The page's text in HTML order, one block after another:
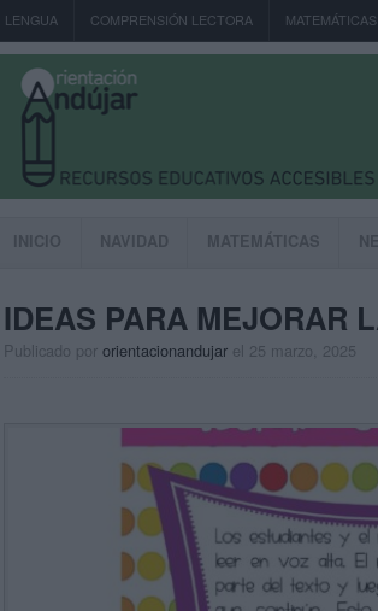
LENGUA COMPRENSIÓN LECTORA MATEMÁTICAS
INICIO NAVIDAD MATEMÁTICAS
IDEAS PARA MEJORAR
Publicado por orientacionandujar el 25 marzo, 2025